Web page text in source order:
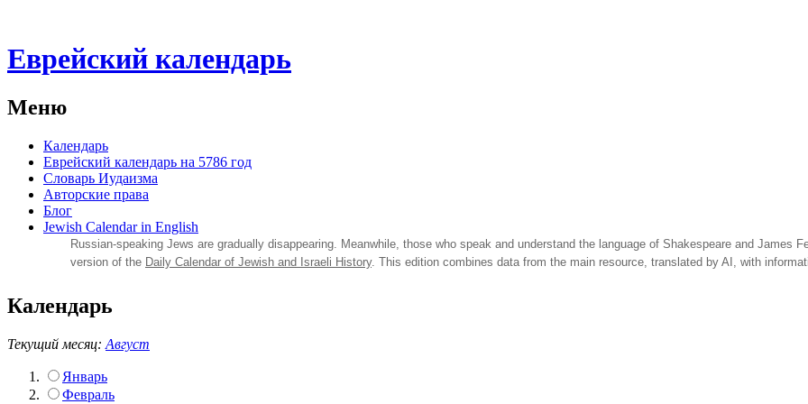
Еврейский календарь
Меню
Календарь
Еврейский календарь на 5786 год
Словарь Иудаизма
Авторские права
Блог
Jewish Calendar in English
Russian‑speaking Jews are gradually disappearing. Meanwhile, those who speak and understand the language of Shakespeare and James
version of the Daily Calendar of Jewish and Israeli History. This edition combines data from the main resource, translated by AI, with
Календарь
Текущий месяц: Август
Январь
Февраль